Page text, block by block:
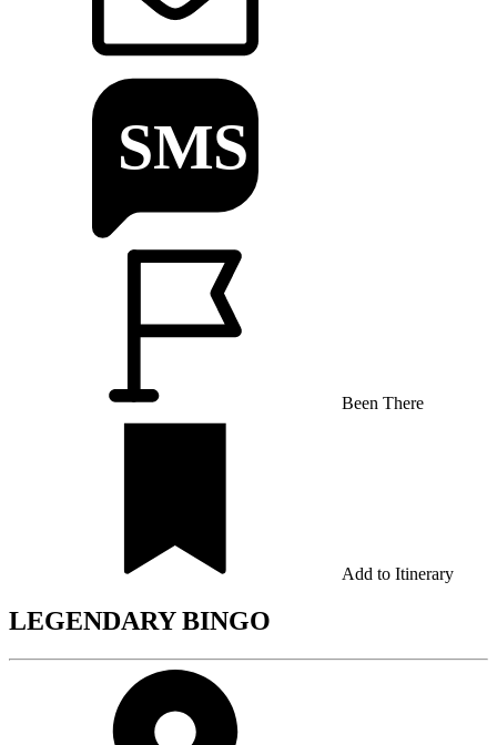
Been There
Add to Itinerary
LEGENDARY BINGO